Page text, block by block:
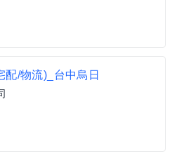
配/物流)_台中烏日